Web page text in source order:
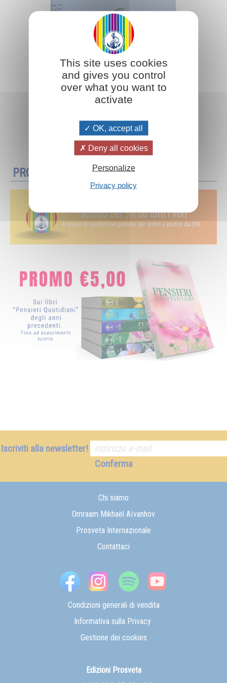
Aggiungi al carrello
PROMOZIONI
Iscriviti alla newsletter!
Conferma
Chi siamo
Omraam Mikhaël Aïvanhov
Prosveta Internazionale
Contattaci
Condizioni generali di vendita
Informativa sulla Privacy
Gestione dei cookies
Edizioni Prosveta
This site uses cookies
and gives you control
over what you want to
activate
OK, accept all
Deny all cookies
Personalize
Privacy policy